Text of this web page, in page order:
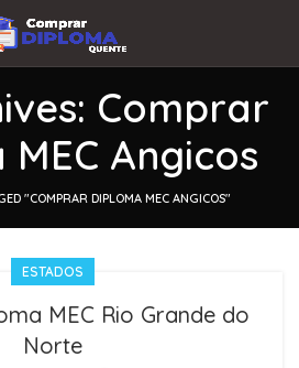
Comprar
Angicos
"COMPRAR DIPLOMA MEC ANGICOS"
ESTADOS
MEC Rio Grande do
Norte